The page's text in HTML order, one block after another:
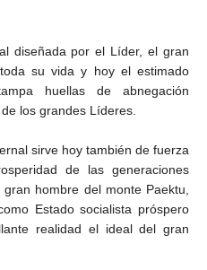
diseñada por el Líder, el gran
su vida y hoy el estimado
huellas de abnegación
los grandes Líderes.
sirve hoy también de fuerza
de las generaciones
hombre del monte Paektu,
Estado socialista próspero
realidad el ideal del gran